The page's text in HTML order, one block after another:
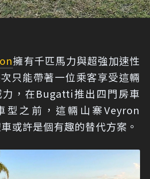
擁有千匹馬力與超強加速性
只能帶著一位乘客享受這輛
，在Bugatti推出四門房車
型之前，這輛山寨Veyron
或許是個有趣的替代方案。